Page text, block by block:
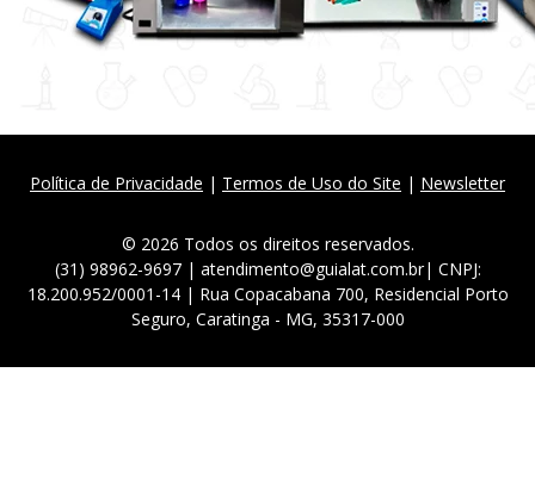
Política de Privacidade | Termos de Uso do Site | Newsletter
© 2026 Todos os direitos reservados.
(31) 98962-9697 | atendimento@guialat.com.br| CNPJ:
18.200.952/0001-14 | Rua Copacabana 700, Residencial Porto
Seguro, Caratinga - MG, 35317-000